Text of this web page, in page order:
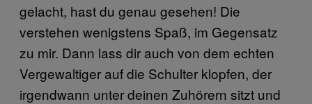
gelacht, hast du genau gesehen! Die
verstehen wenigstens Spaß, im Gegensatz
zu mir. Dann lass dir auch von dem echten
Vergewaltiger auf die Schulter klopfen, der
irgendwann unter deinen Zuhörern sitzt und